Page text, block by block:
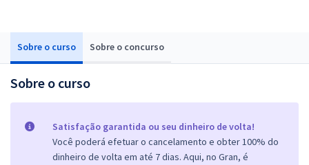
Sobre o curso Sobre o concurso
Sobre o curso
Satisfação garantida ou seu dinheiro de volta!
Você poderá efetuar o cancelamento e obter 100% do
dinheiro de volta em até 7 dias. Aqui, no Gran, é